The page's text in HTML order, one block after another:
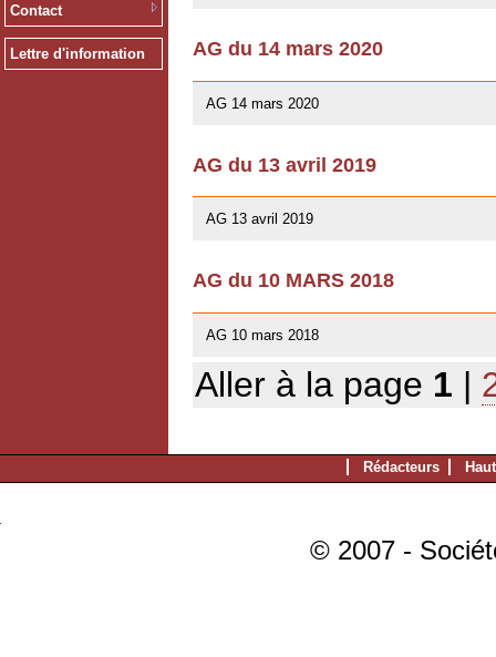
Contact
Lettre d'information AG du 14 mars 2020
AG 14 mars 2020
AG du 13 avril 2019
AG 13 avril 2019
AG du 10 MARS 2018
AG 10 mars 2018
Aller à la page 1 |
Rédacteurs
© 2007 -